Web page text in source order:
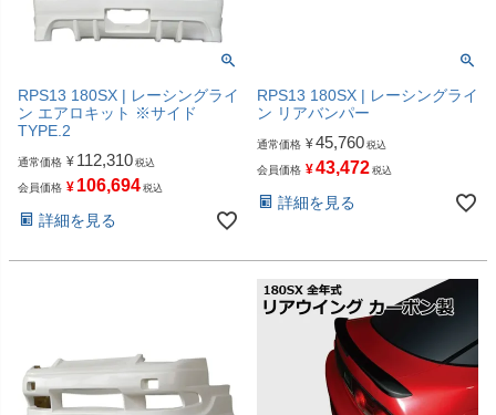
RPS13 180SX | レーシングライ
ン エアロキット ※サイド
TYPE.2
通常価格 ¥ 112,310 税込
会員価格 ¥ 106,694 税込
詳細を見る
RPS13 180SX | レーシングライ
ン リアバンパー
通常価格 ¥45,760 税込
会員価格 ¥43,472 税込
詳細を見る